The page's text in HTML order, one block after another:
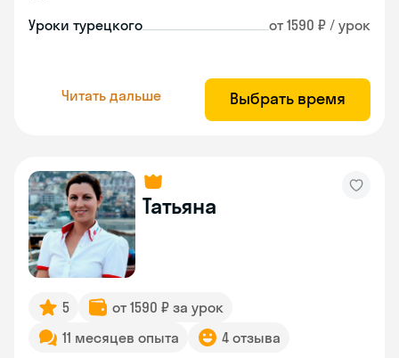
Уроки турецкого от 1590 ₽ / урок
Читать дальше Выбрать время
Татьяна
5
от 1590 ₽ за урок
11 месяцев опыта
4 отзыва